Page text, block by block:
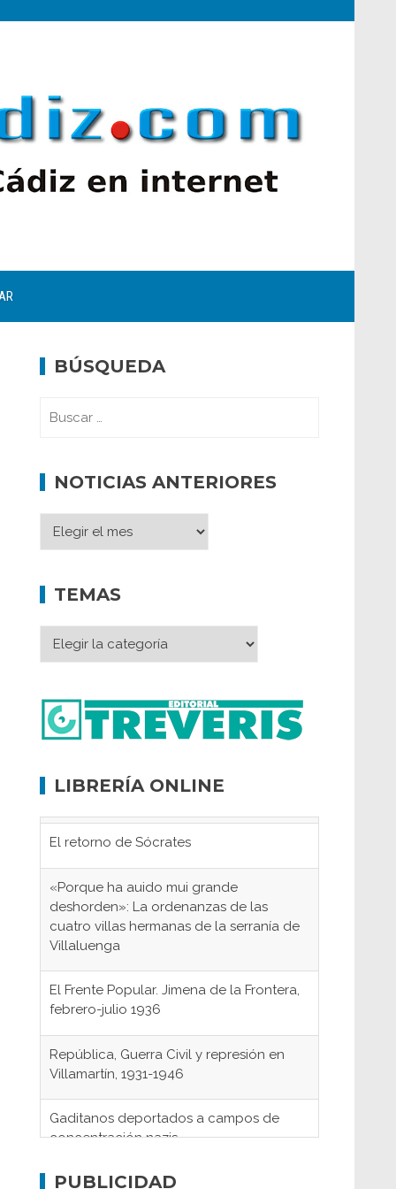
BÚSQUEDA
NOTICIAS ANTERIORES
TEMAS
LIBRERÍA ONLINE
El retorno de Sócrates
«Porque ha auido mui grande
deshorden»: La ordenanzas de las
cuatro villas hermanas de la serranía de
Villaluenga
El Frente Popular. Jimena de la Frontera,
febrero-julio 1936
República, Guerra Civil y represión en
Villamartín, 1931-1946
Gaditanos deportados a campos de
concentración nazis
Don Perafán de Ribera y sus